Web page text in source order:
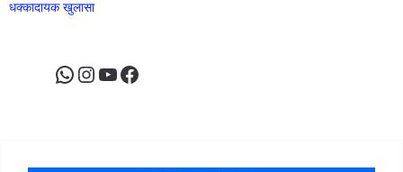
धक्कादायक खुलासा
WhatsApp
Instagram
YouTube
Facebook